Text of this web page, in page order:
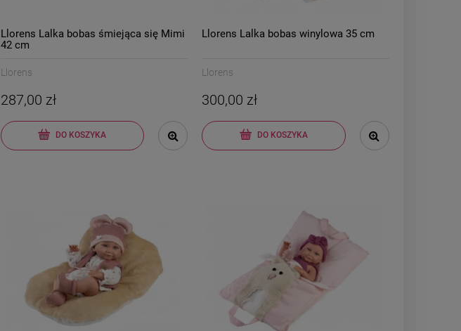
Llorens Lalka bobas śmiejąca się Mimi
42 cm
Llorens
287,00 zł
DO KOSZYKA
Llorens Lalka bobas winylowa 35 cm
Llorens
300,00 zł
DO KOSZYKA